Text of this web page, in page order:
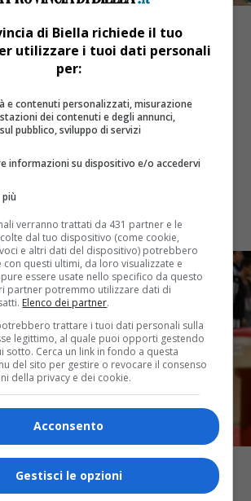
e la Libertas Vercelli
posto nella tappa numero 2 del
serie A2 di ginnastica artistica a
di Biella richiede il tuo
utilizzare i tuoi dati personali
per:
e contenuti personalizzati, misurazione
dei contenuti e degli annunci,
pubblico, sviluppo di servizi
informazioni su dispositivo e/o accedervi
verranno trattati da 431 partner e le
dal tuo dispositivo (come cookie,
e altri dati del dispositivo) potrebbero
con questi ultimi, da loro visualizzate e
essere usate nello specifico da questo
partner potremmo utilizzare dati di
Elenco dei partner.
trattare i tuoi dati personali sulla
legittimo, al quale puoi opporti gestendo
sotto. Cerca un link in fondo a questa
del sito per gestire o revocare il consenso
della privacy e dei cookie.
Acconsento
Gestisci le opzioni